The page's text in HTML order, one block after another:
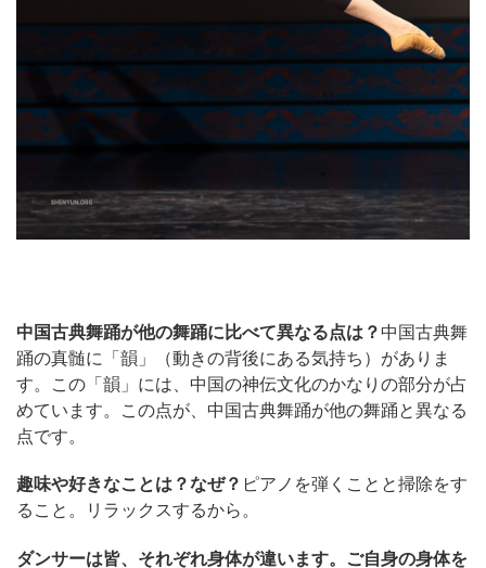
中国古典舞踊が他の舞踊に比べて異なる点は？中国古典舞
踊の真髄に「韻」（動きの背後にある気持ち）がありま
す。この「韻」には、中国の神伝文化のかなりの部分が占
めています。この点が、中国古典舞踊が他の舞踊と異なる
点です。
趣味や好きなことは？なぜ？ ピアノを弾くことと掃除をす
ること。リラックスするから。
ダンサーは皆、それぞれ身体が違います。ご自身の身体を